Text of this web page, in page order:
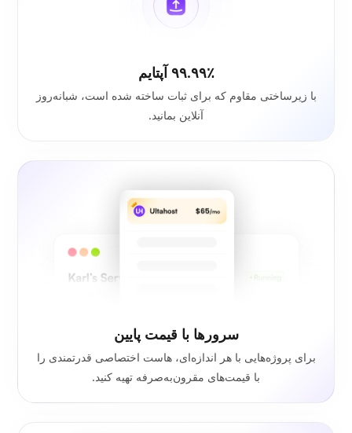
۹۹.۹۹٪ آپتایم
با زیرساختی مقاوم که برای ثبات ساخته شده است، شبانه‌روز
آنلاین بمانید.
سرورها با قیمت پایین
برای پروژه‌هایی با هر اندازه‌ای، هاست اختصاصی قدرتمندی را
با قیمت‌های مقرون‌به‌صرفه تهیه کنید.